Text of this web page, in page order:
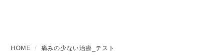
HOME 痛みの少ない治療_テスト